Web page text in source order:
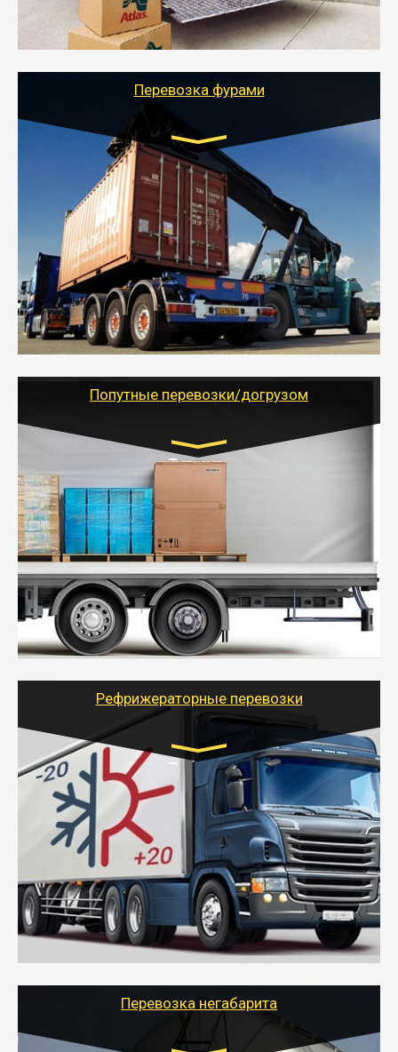
качественно организует переезд к новому месту
службы или работы с гарантией сохранности груза и
оформлением документов, подтверждающих
Перевозка фурами
Транспорт:
Еврофура Тент от 5 до 10 тонн
грузоподъемность
от 10 000 руб. Возможен догруз
- Доставка фурой до 20 т возможна для больших
объемов грузов, упакованных в коробки, мешки,
паллеты и россыпью в самые отдаленные места
России с гарантией полной сохранности.
- Тайгер Логистик предоставляет услуги по
грузоперевозкам для физических и юридических лиц
Попутные перевозки/догрузом
Транспорт:
Газель (1,5 и 3 тонны), Бычок, Еврофура от 5 до
10 тонн
от 5000 руб. Возможен догруз
- Экономный способ доставить вещи от 200 кг в
другой город - догрузом или попутно. Попутные
грузоперевозки для физлиц, ИП и юрлиц обходятся
дешевле.
- Тайгер Логистик организует доставку
крупногабаритных и личных вещей по нужному
для погрузочно-разгрузочных работ при перевозке.
Рефрижераторные перевозки
Транспорт:
Газель (1,5 и 3 тонны), Бычок, Еврофура от 5 до
10 тонн
от 6000 руб.
- Рефрижераторные перевозки грузов с
соблюдением температурного режима, работающим
термописцем, санитарной обработкой кузова и мед.
книжкой у водителя.
- Тайгер Логистик поможет быстро перевезти
скоропортящиеся продукты в любой город России с
Перевозка негабарита